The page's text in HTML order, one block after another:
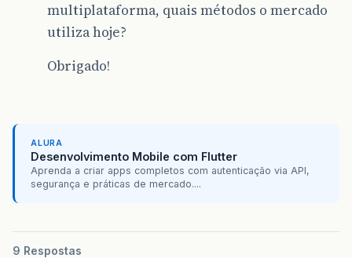
multiplataforma, quais métodos o mercado
utiliza hoje?
Obrigado!
ALURA
Desenvolvimento Mobile com Flutter
Aprenda a criar apps completos com autenticação via API,
segurança e práticas de mercado....
9 Respostas